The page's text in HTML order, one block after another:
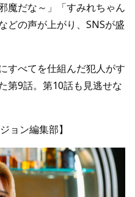
魔だな～」「すみれちゃん
どの声が上がり、SNSが盛
すべてを仕組んだ犯人がす
第9話。第10話も見逃せな
ョン編集部】